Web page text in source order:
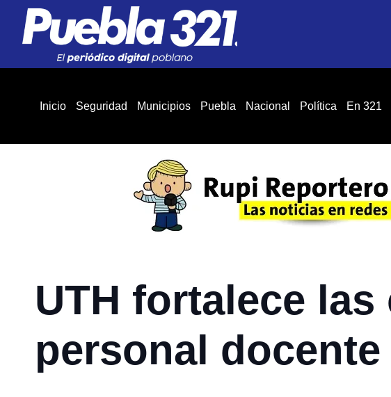
Inicio Seguridad Municipios Puebla Nacional Política En 321
UTH fortalece
personal